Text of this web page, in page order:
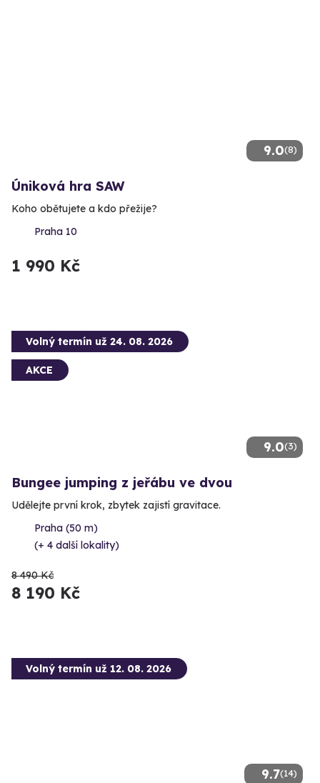
9.0(8)
Úniková hra SAW
Koho obětujete a kdo přežije?
Praha 10
1 990 Kč
9.0(3)
Volný termín už 24. 08. 2026
AKCE
Bungee jumping z jeřábu ve dvou
Udělejte první krok, zbytek zajistí gravitace.
Praha (50 m)
(+ 4 další lokality)
8 490 Kč
8 190 Kč
9.7(14)
Volný termín už 12. 08. 2026